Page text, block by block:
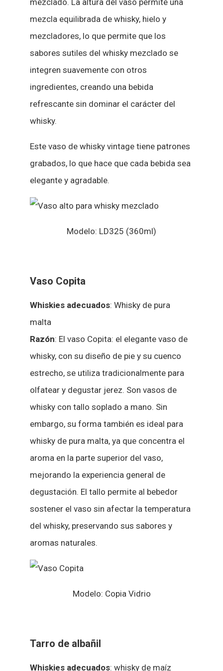
mezclado. La altura del vaso permite una
mezcla equilibrada de whisky, hielo y
mezcladores, lo que permite que los
sabores sutiles del whisky mezclado se
integren suavemente con otros
ingredientes, creando una bebida
refrescante sin dominar el carácter del
whisky.
Este vaso de whisky vintage tiene patrones
grabados, lo que hace que cada bebida sea
elegante y agradable.
Modelo: LD325 (360ml)
Vaso Copita
Whiskies adecuados: Whisky de pura
malta
Razón: El vaso Copita: el elegante vaso de
whisky, con su diseño de pie y su cuenco
estrecho, se utiliza tradicionalmente para
olfatear y degustar jerez. Son vasos de
whisky con tallo soplado a mano. Sin
embargo, su forma también es ideal para
whisky de pura malta, ya que concentra el
aroma en la parte superior del vaso,
mejorando la experiencia general de
degustación. El tallo permite al bebedor
sostener el vaso sin afectar la temperatura
del whisky, preservando sus sabores y
aromas naturales.
Modelo: Copia Vidrio
Tarro de albañil
Whiskies adecuados: whisky de maíz